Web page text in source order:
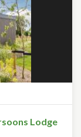
Lodge